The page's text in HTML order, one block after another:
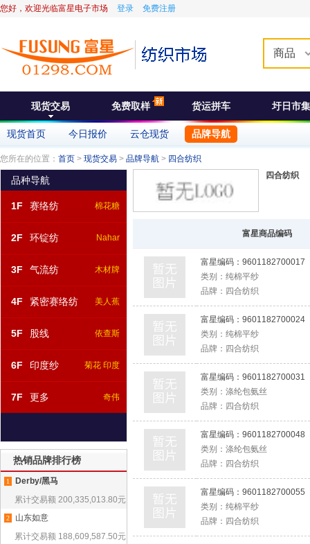
您好，欢迎光临富星电子市场 登录 免费注册
商品
现货交易 免费取样 货运拼车 圩日市集
现货首页 今日报价 云仓现货 品牌导航
您所在的位置： 首页 > 现货交易 > 品牌导航 > 四合纺织
品种导航
1F 赛络纺 棉花糖
2F 环锭纺 Nahar
3F 气流纺 木材牌
4F 紧密赛络纺 美人蕉
5F 股线 依查斯
6F 印度纱 菊花 印度
7F 更多 奇伟
热销品牌排行榜
1
Derby/黑马
累计交易额 200,335,013.80元
2
山东如意
累计交易额 188,609,587.50元
四合纺织
富星商品编码
富星编码： 9601182700017
类别： 纯棉平纱
品牌： 四合纺织
富星编码： 9601182700024
类别： 纯棉平纱
品牌： 四合纺织
富星编码： 9601182700031
类别： 涤纶包氨丝
品牌： 四合纺织
富星编码： 9601182700048
类别： 涤纶包氨丝
品牌： 四合纺织
富星编码： 9601182700055
类别： 纯棉平纱
品牌： 四合纺织